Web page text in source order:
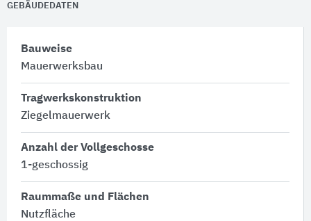
GEBÄUDEDATEN
Bauweise
Mauerwerksbau
Tragwerkskonstruktion
Ziegelmauerwerk
Anzahl der Vollgeschosse
1-geschossig
Raummaße und Flächen
Nutzfläche